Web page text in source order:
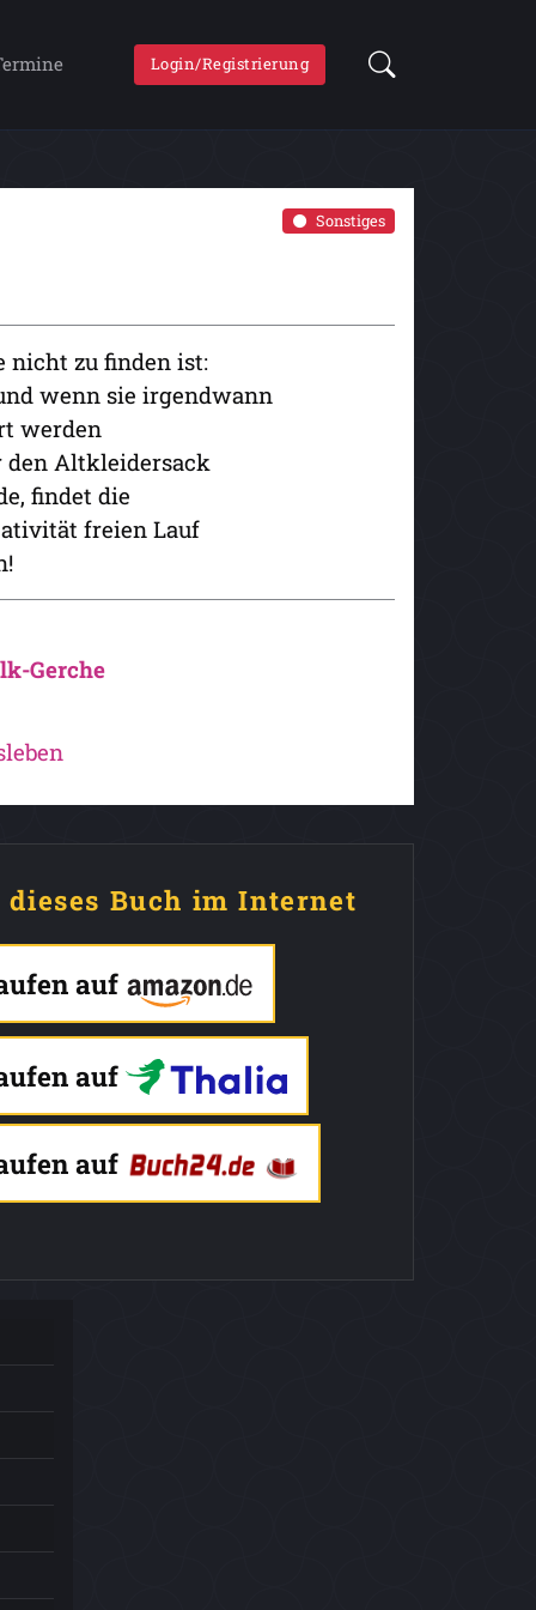
Login/Registrierung
Sonstiges
nicht zu finden ist:
wenn sie irgendwann
werden
den Altkleidersack
findet die
freien Lauf
Gerche
dieses Buch im Internet
auf
auf
auf